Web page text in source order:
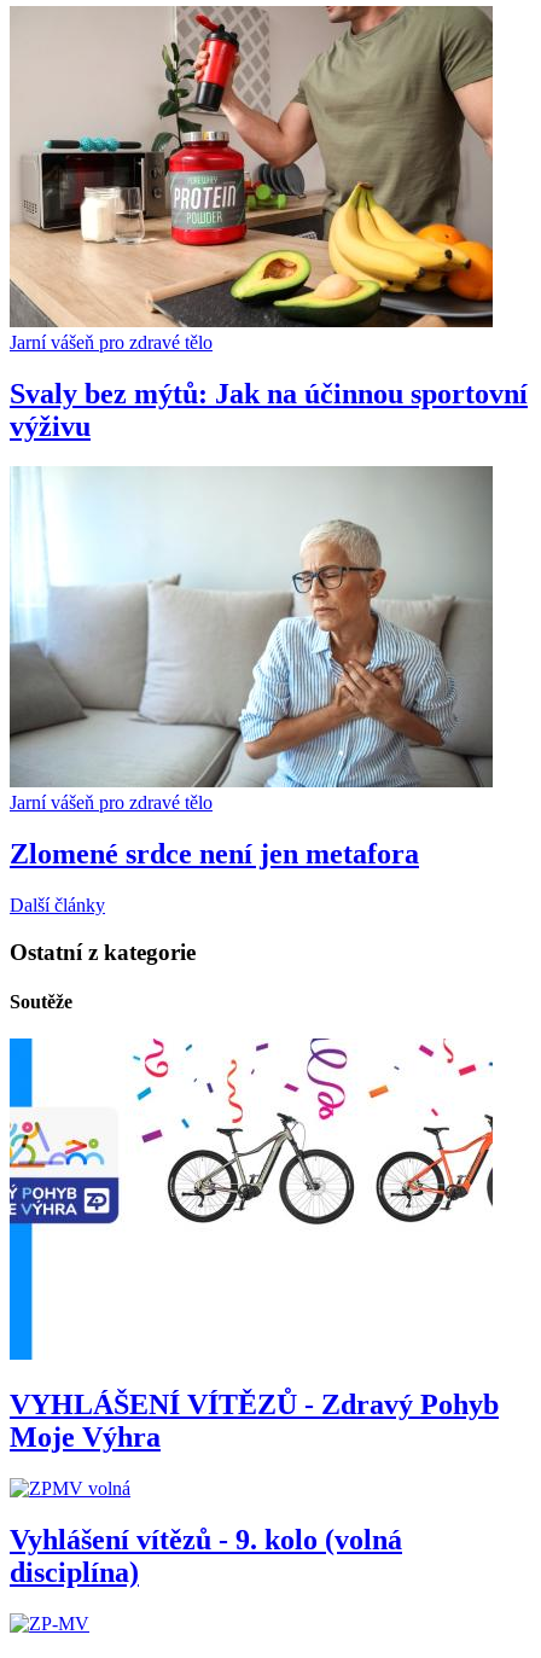
Jarní vášeň pro zdravé tělo
Svaly bez mýtů: Jak na účinnou sportovní
výživu
Jarní vášeň pro zdravé tělo
Zlomené srdce není jen metafora
Další články
Ostatní z kategorie
Soutěže
VYHLÁŠENÍ VÍTĚZŮ - Zdravý Pohyb
Moje Výhra
Vyhlášení vítězů - 9. kolo (volná
disciplína)